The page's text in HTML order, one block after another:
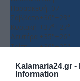
Kalamaria24.gr -
Information
Παρασκευή, 07
Σάββατο+36°+23°
Κυριακή +37°+27°
Δευτέρα +35°+26°
Τρίτη
+36°+25°
Πέμπτη +37°+25°
Πρόγνωση για 7 μέρες